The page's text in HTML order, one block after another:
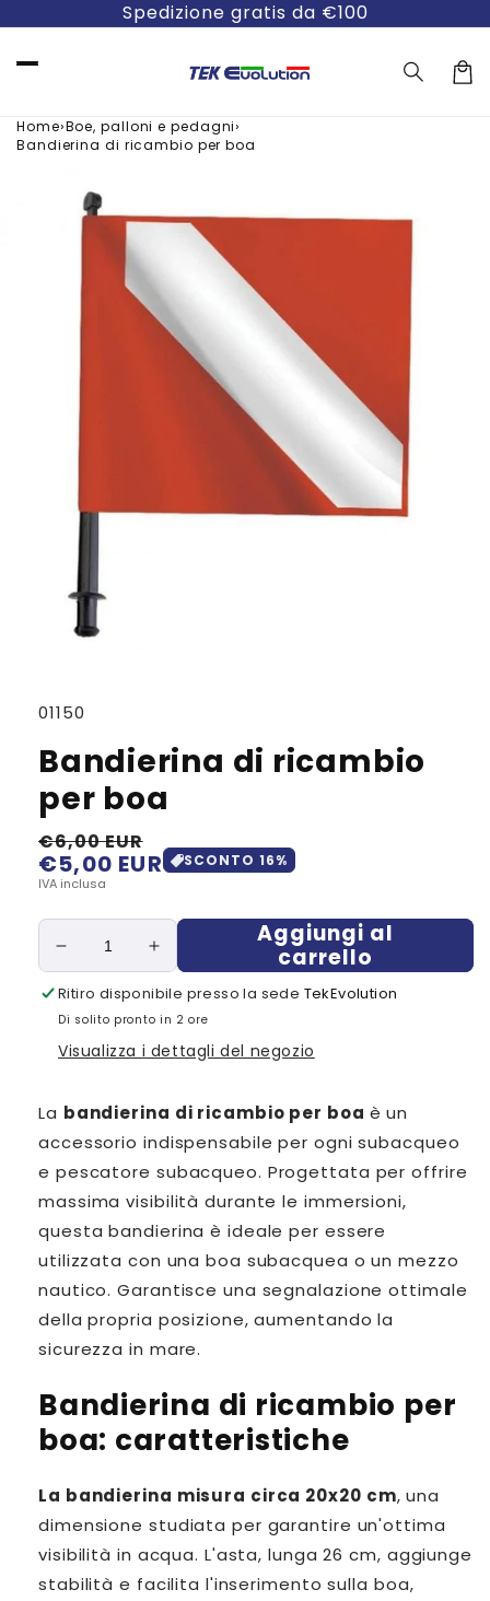
Spedizione gratis da €100
Home›Boe, palloni e pedagni›
Bandierina di ricambio per boa
informazioni
sul prodotto
SKU:
01150
Bandierina di ricambio
per boa
Prezzo
di
listino
€5,00 EUR
Prezzo
scontato
€6,00 EUR
IVA inclusa
SCONTO 16%
Diminuisci
quantità
per
Bandierina
di
boa
Aumenta
quantità
per
Bandierina
di
boa
Aggiungi al
carrello
Ritiro disponibile presso la sede TekEvolution
Di solito pronto in 2 ore
Visualizza i dettagli del negozio
La bandierina di ricambio per boa è un
accessorio indispensabile per ogni subacqueo
e pescatore subacqueo. Progettata per offrire
massima visibilità durante le immersioni,
questa bandierina è ideale per essere
utilizzata con una boa subacquea o un mezzo
nautico. Garantisce una segnalazione ottimale
della propria posizione, aumentando la
sicurezza in mare.
Bandierina di ricambio per
boa: caratteristiche
La bandierina misura circa 20x20 cm, una
dimensione studiata per garantire un'ottima
visibilità in acqua. L'asta, lunga 26 cm, aggiunge
stabilità e facilita l'inserimento sulla boa,